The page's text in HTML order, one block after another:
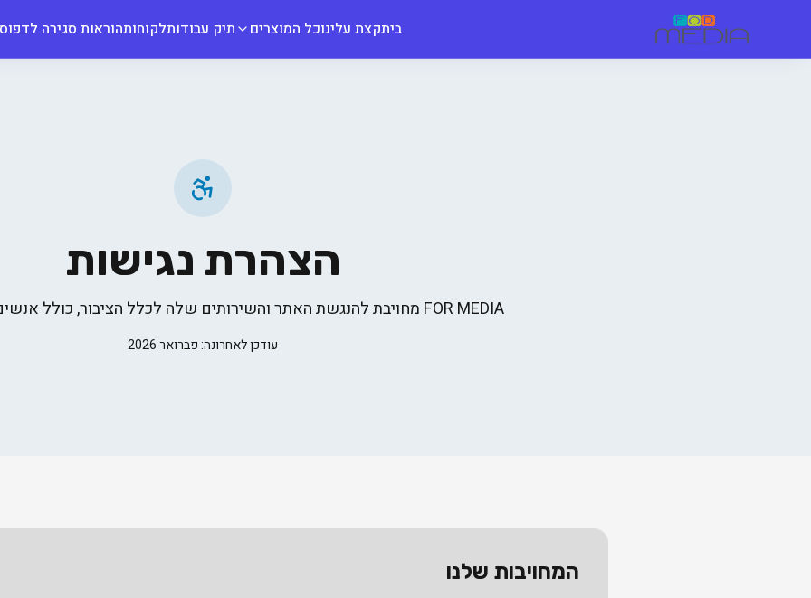
ביתקצת עלינוכל המוצרים תיק עבודותלקוחותהוראות סגירה לדפוס
הצהרת נגישות
FOR MEDIA מחויבת להנגשת האתר והשירותים שלה לכלל הציבור, כולל אנשים עם מוגבלויות.
עודכן לאחרונה: פברואר 2026
המחויבות שלנו